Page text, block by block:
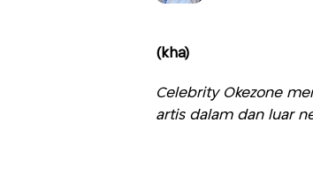
(kha)
Celebrity Okezone
artis dalam dan luar